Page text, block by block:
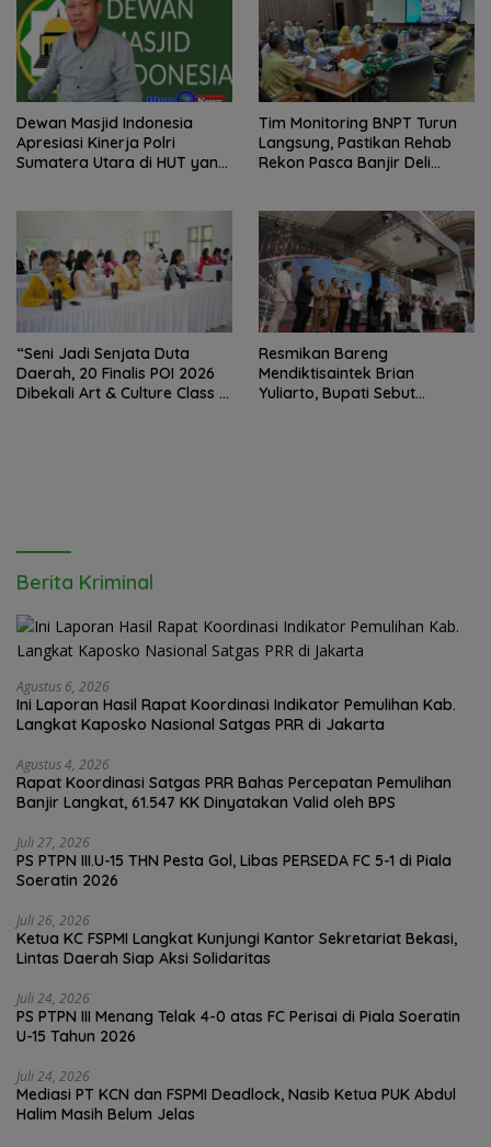
Hermawan Bersikap Tegas .
Dewan Masjid Indonesia
Apresiasi Kinerja Polri
Sumatera Utara di HUT yang
Tim Monitoring BNPT Turun
Langsung, Pastikan Rehab
Rekon Pasca Banjir Deli
“Seni Jadi Senjata Duta
Daerah, 20 Finalis POI 2026
Dibekali Art & Culture Class di
Resmikan Bareng
Mendiktisaintek Brian
Yuliarto, Bupati Sebut
Berita Kriminal
Agustus 6, 2026
Ini Laporan Hasil Rapat Koordinasi Indikator Pemulihan Kab.
Langkat Kaposko Nasional Satgas PRR di Jakarta
Agustus 4, 2026
Rapat Koordinasi Satgas PRR Bahas Percepatan Pemulihan
Banjir Langkat, 61.547 KK Dinyatakan Valid oleh BPS
Juli 27, 2026
PS PTPN III.U-15 THN Pesta Gol, Libas PERSEDA FC 5-1 di Piala
Soeratin 2026
Juli 26, 2026
Ketua KC FSPMI Langkat Kunjungi Kantor Sekretariat Bekasi,
Lintas Daerah Siap Aksi Solidaritas
Juli 24, 2026
PS PTPN III Menang Telak 4-0 atas FC Perisai di Piala Soeratin
U-15 Tahun 2026
Juli 24, 2026
Mediasi PT KCN dan FSPMI Deadlock, Nasib Ketua PUK Abdul